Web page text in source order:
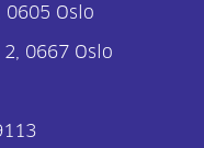
0605 Oslo
0667 Oslo